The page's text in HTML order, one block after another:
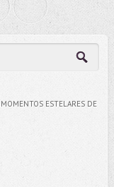
MOMENTOS ESTELARES DE